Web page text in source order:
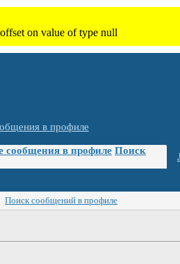
в профиле
сообщения в профиле Поиск
Поиск сообщений в профиле